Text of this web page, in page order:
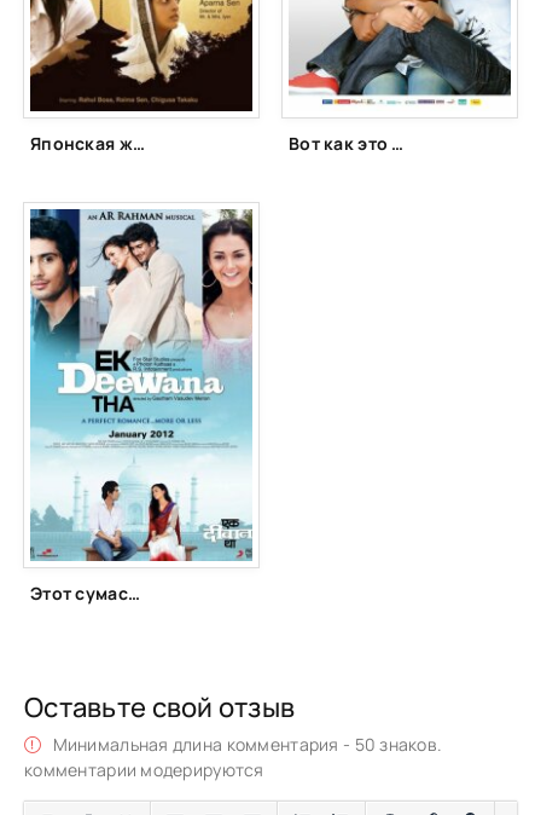
Японская жена (2010) Вот как это началось (2011)
Этот сумасшедший парень (2012)
Оставьте свой отзыв
Минимальная длина комментария - 50 знаков.
комментарии модерируются